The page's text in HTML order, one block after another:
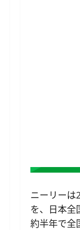
ニーリーは
を、日本全
約半年で全